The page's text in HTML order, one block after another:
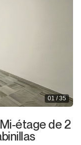
01 / 35
étage de 2